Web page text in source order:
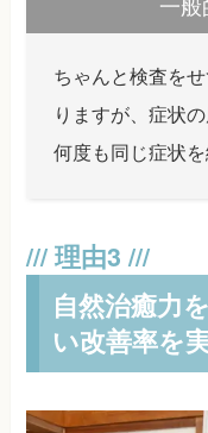
一
ちゃんと検査を
りますが、症状
何度も同じ症状
自然治癒力
い改善率を